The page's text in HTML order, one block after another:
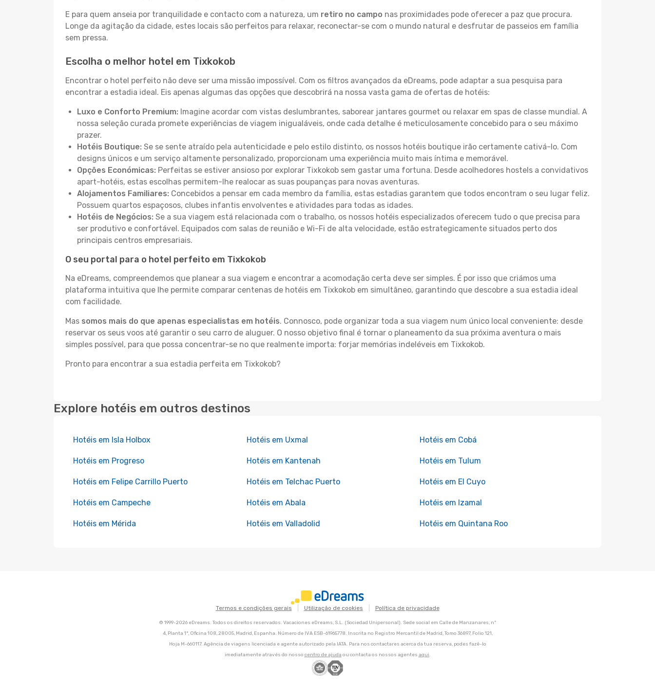
E para quem anseia por tranquilidade e contacto com a natureza, um retiro no campo nas proximidades pode oferecer a paz que procura.
Longe da agitação da cidade, estes locais são perfeitos para relaxar, reconectar-se com o mundo natural e desfrutar de passeios em família
sem pressa.
Escolha o melhor hotel em Tixkokob
Encontrar o hotel perfeito não deve ser uma missão impossível. Com os filtros avançados da eDreams, pode adaptar a sua pesquisa para
encontrar a estadia ideal. Eis apenas algumas das opções que descobrirá na nossa vasta gama de ofertas de hotéis:
Luxo e Conforto Premium: Imagine acordar com vistas deslumbrantes, saborear jantares gourmet ou relaxar em spas de classe mundial. A
nossa seleção curada promete experiências de viagem inigualáveis, onde cada detalhe é meticulosamente concebido para o seu máximo
prazer.
Hotéis Boutique: Se se sente atraído pela autenticidade e pelo estilo distinto, os nossos hotéis boutique irão certamente cativá-lo. Com
designs únicos e um serviço altamente personalizado, proporcionam uma experiência muito mais íntima e memorável.
Opções Económicas: Perfeitas se estiver ansioso por explorar Tixkokob sem gastar uma fortuna. Desde acolhedores hostels a convidativos
apart-hotéis, estas escolhas permitem-lhe realocar as suas poupanças para novas aventuras.
Alojamentos Familiares: Concebidos a pensar em cada membro da família, estas estadias garantem que todos encontram o seu lugar feliz.
Possuem quartos espaçosos, clubes infantis envolventes e atividades para todas as idades.
Hotéis de Negócios: Se a sua viagem está relacionada com o trabalho, os nossos hotéis especializados oferecem tudo o que precisa para
ser produtivo e confortável. Equipados com salas de reunião e Wi-Fi de alta velocidade, estão estrategicamente situados perto dos
principais centros empresariais.
O seu portal para o hotel perfeito em Tixkokob
Na eDreams, compreendemos que planear a sua viagem e encontrar a acomodação certa deve ser simples. É por isso que criámos uma
plataforma intuitiva que lhe permite comparar centenas de hotéis em Tixkokob em simultâneo, garantindo que descobre a sua estadia ideal
com facilidade.
Mas somos mais do que apenas especialistas em hotéis. Connosco, pode organizar toda a sua viagem num único local conveniente: desde
reservar os seus voos até garantir o seu carro de aluguer. O nosso objetivo final é tornar o planeamento da sua próxima aventura o mais
simples possível, para que possa concentrar-se no que realmente importa: forjar memórias indeléveis em Tixkokob.
Pronto para encontrar a sua estadia perfeita em Tixkokob?
Explore hotéis em outros destinos
Hotéis em Isla Holbox Hotéis em Uxmal Hotéis em Cobá
Hotéis em Progreso Hotéis em Kantenah Hotéis em Tulum
Hotéis em Felipe Carrillo Puerto Hotéis em Telchac Puerto Hotéis em El Cuyo
Hotéis em Campeche Hotéis em Abala Hotéis em Izamal
Hotéis em Mérida Hotéis em Valladolid Hotéis em Quintana Roo
Termos e condições gerais Utilização de cookies Política de privacidade
© 1999-2026 eDreams. Todos os direitos reservados. Vacaciones eDreams, S.L. (Sociedad Unipersonal). Sede social em Calle de Manzanares, nº
4, Planta 1ª, Oficina 108, 28005, Madrid, Espanha. Número de IVA ESB-61965778. Inscrita no Registro Mercantil de Madrid, Tomo 36897, Folio 121,
Hoja M-660117. Agência de viagens licenciada e agente autorizado pela IATA. Para nos contactares acerca da tua reserva, podes fazê-lo
imediatamente através do nosso centro de ajuda ou contacta os nossos agentes aqui.